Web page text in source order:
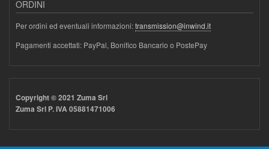
ORDINI
Per ordini ed eventuali informazioni:transmission@inwind.it
Pagamenti accettati: PayPal, Bonifico Bancario o PostePay
Copyright © 2021 Zuma Srl
Zuma Srl P. IVA 05881471006